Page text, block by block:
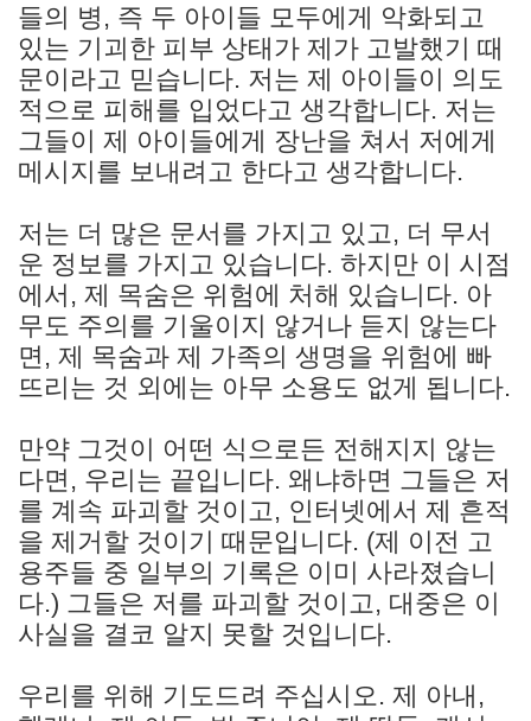
들의 병, 즉 두 아이들 모두에게 악화되고
있는 기괴한 피부 상태가 제가 고발했기 때
문이라고 믿습니다. 저는 제 아이들이 의도
적으로 피해를 입었다고 생각합니다. 저는
그들이 제 아이들에게 장난을 쳐서 저에게
메시지를 보내려고 한다고 생각합니다.
저는 더 많은 문서를 가지고 있고, 더 무서
운 정보를 가지고 있습니다. 하지만 이 시점
에서, 제 목숨은 위험에 처해 있습니다. 아
무도 주의를 기울이지 않거나 듣지 않는다
면, 제 목숨과 제 가족의 생명을 위험에 빠
뜨리는 것 외에는 아무 소용도 없게 됩니다.
만약 그것이 어떤 식으로든 전해지지 않는
다면, 우리는 끝입니다. 왜냐하면 그들은 저
를 계속 파괴할 것이고, 인터넷에서 제 흔적
을 제거할 것이기 때문입니다. (제 이전 고
용주들 중 일부의 기록은 이미 사라졌습니
다.) 그들은 저를 파괴할 것이고, 대중은 이
사실을 결코 알지 못할 것입니다.
우리를 위해 기도드려 주십시오. 제 아내,